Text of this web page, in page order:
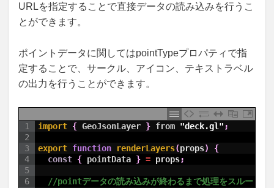
URLを指定することで直接データの読み込みを行うこ
とができます。
ポイントデータに関してはpointTypeプロパティで指
定することで、サークル、アイコン、テキストラベル
の出力を行うことができます。
1
2
3
4
5
6
import { GeoJsonLayer } from "deck.gl" ;
export function renderLayers(props)
{
const { pointData } = props;
//pointデータの読み込みが終わるまで処理をスルー